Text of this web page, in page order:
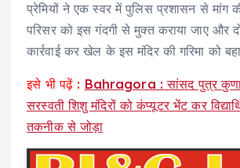
प्रेमियों ने एक स्वर में पुलिस प्रशासन से मांग
परिसर को इस गंदगी से मुक्त कराया जाए और
कार्रवाई कर खेल के इस मंदिर की गरिमा को
इसे भी पढ़ें : Bahragora : सांसद पुत्र
सरस्वती शिशु मंदिरों को कंप्यूटर भेंट कर
तकनीक से जोड़ा